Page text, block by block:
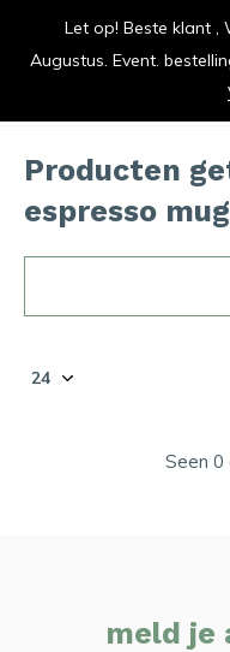
gemaakt
Producten
espresso
Seen
meld je
Let op! Beste klant ,
Augustus. Event.